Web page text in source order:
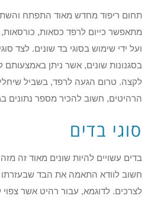
תחום ריפוד מחדש מאוד התפתח
מתאפשר כייום לרפד כסאות, כורסאות,
ועל ידי שימוש בסוגי בד שונים. לצד
בסגנונות שונים, אשר ניתן
לקצה. טרום הגעה לרפד, בשביל
הרהיטים, חשוב להכיר מספר נתונים
סוגי בדים
בדים עשויים להיות שונים מאוד זה
חשוב לוודא התאמה את הבד
לצרכים. לדוגמא, עבור רהיט אשר